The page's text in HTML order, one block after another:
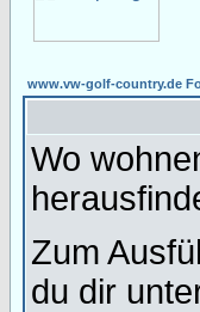
www.vw-golf-country.de
Wo
Zum
du dir